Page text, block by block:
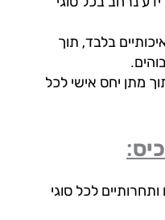
בלבד, תוך
יחס אישי לכל
לכל סוגי